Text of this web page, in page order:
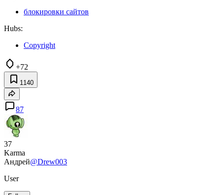
блокировки сайтов
Hubs:
Copyright
+72
1140
87
37
Karma
Андрей@Drew003
User